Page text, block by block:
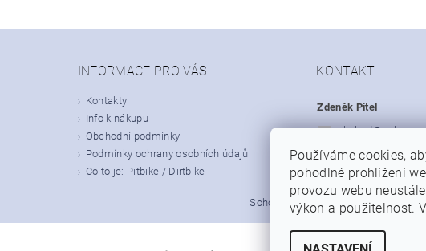
INFORMACE PRO VÁS
Kontakty
Info k nákupu
Obchodní podmínky
Podmínky ochrany osobních údajů
Co to je: Pitbike / Dirtbike
KONTAKT
Zdeněk Pitel
obchod@sohoo.cz
+420 603 531 614
Sohoo.cz | Dirt-bike.cz | Autoservis
Používáme cookies,
pohodlné prohlížení
provozu webu
výkon a použitelnost.